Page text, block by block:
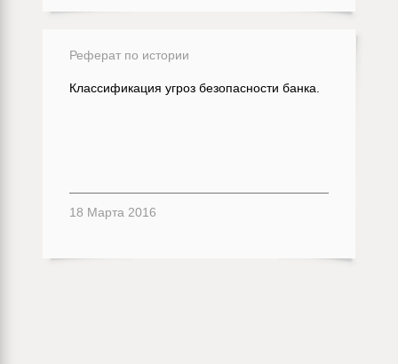
Реферат по истории
Классификация угроз безопасности банка.
18 Марта 2016